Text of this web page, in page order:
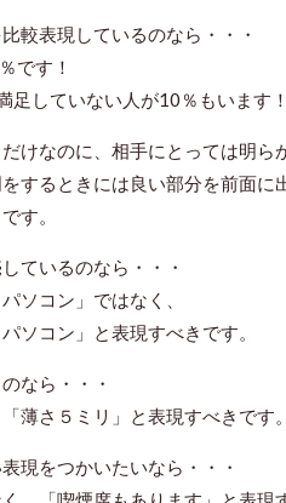
較表現しているのなら・・・
です！
足していない人が10％もいます！
けなのに、相手にとっては明ら
するときには良い部分を前面
す。
ているのなら・・・
ソコン」ではなく、
ソコン」と表現すべきです。
なら・・・
薄さ５ミリ」と表現すべきです。
現をつかいたいなら・・・